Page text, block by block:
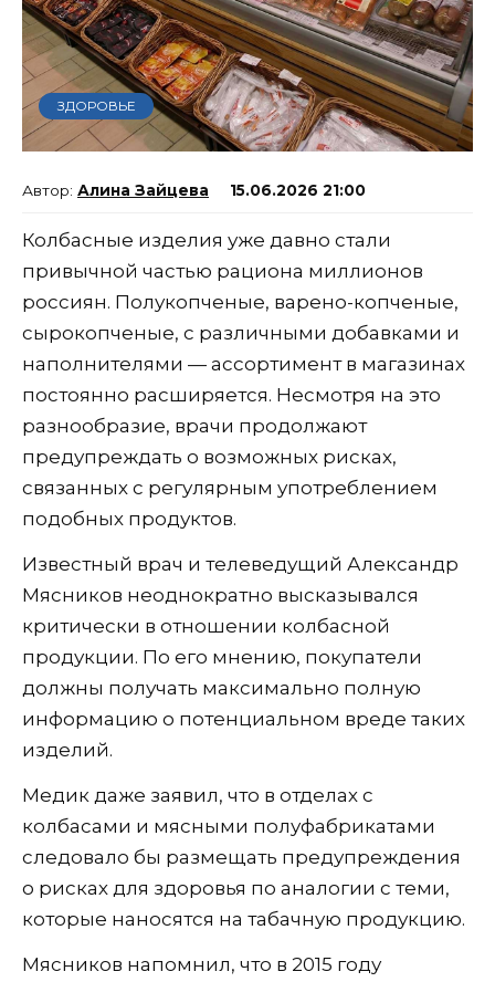
ЗДОРОВЬЕ
Алина Зайцева 15.06.2026 21:00
Колбасные изделия уже давно стали
привычной частью рациона миллионов
россиян. Полукопченые, варено-копченые,
сырокопченые, с различными добавками и
наполнителями — ассортимент в магазинах
постоянно расширяется. Несмотря на это
разнообразие, врачи продолжают
предупреждать о возможных рисках,
связанных с регулярным употреблением
подобных продуктов.
Известный врач и телеведущий Александр
Мясников неоднократно высказывался
критически в отношении колбасной
продукции. По его мнению, покупатели
должны получать максимально полную
информацию о потенциальном вреде таких
изделий.
Медик даже заявил, что в отделах с
колбасами и мясными полуфабрикатами
следовало бы размещать предупреждения
о рисках для здоровья по аналогии с теми,
которые наносятся на табачную продукцию.
Мясников напомнил, что в 2015 году